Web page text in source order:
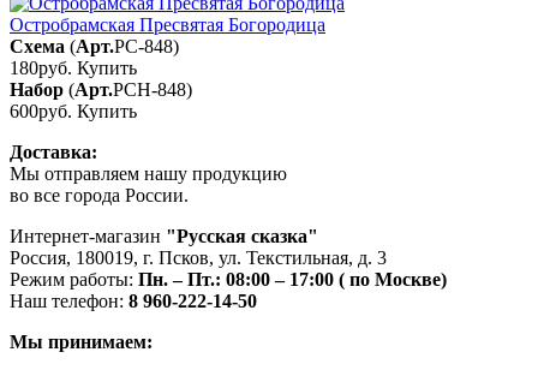
Остробрамская Пресвятая Богородица
Схема (Арт.РС-848)
180руб. Купить
Набор (Арт.РСН-848)
600руб. Купить
Доставка:
Мы отправляем нашу продукцию
во все города России.
Интернет-магазин "Русская сказка"
Россия, 180019, г. Псков, ул. Текстильная, д. 3
Режим работы: Пн. – Пт.: 08:00 – 17:00 ( по Москве)
Наш телефон: 8 960-222-14-50
Мы принимаем: